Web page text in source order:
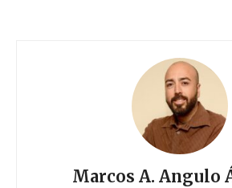
Marcos A. Angulo